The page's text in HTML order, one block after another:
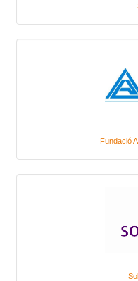
Fundació